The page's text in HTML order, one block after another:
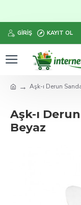
GIRIŞ KAYIT OL
Aşk-ı Derun
Aşk-ı
Beyaz